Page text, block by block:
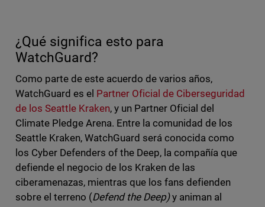
¿Qué significa esto para
WatchGuard?
Como parte de este acuerdo de varios años,
WatchGuard es el Partner Oficial de Ciberseguridad
de los Seattle Kraken, y un Partner Oficial del
Climate Pledge Arena. Entre la comunidad de los
Seattle Kraken, WatchGuard será conocida como
los Cyber Defenders of the Deep, la compañía que
defiende el negocio de los Kraken de las
ciberamenazas, mientras que los fans defienden
sobre el terreno (Defend the Deep)y animan al